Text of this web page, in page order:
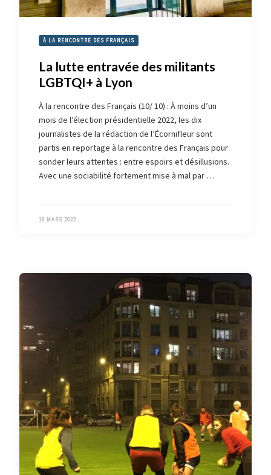
À LA RENCONTRE DES FRANÇAIS
La lutte entravée des militants
LGBTQI+ à Lyon
À la rencontre des Français (10/ 10) : À moins d’un
mois de l’élection présidentielle 2022, les dix
journalistes de la rédaction de l’Écornifleur sont
partis en reportage à la rencontre des Français pour
sonder leurs attentes : entre espoirs et désillusions.
Avec une sociabilité fortement mise à mal par …
19 MARS 2022